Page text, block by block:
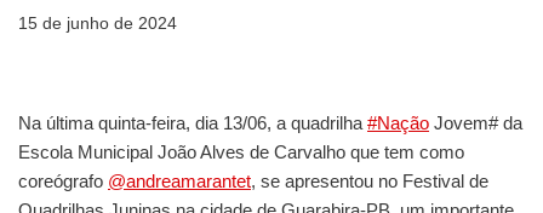
15 de junho de 2024
Na última quinta-feira, dia 13/06, a quadrilha #Nação Jovem# da
Escola Municipal João Alves de Carvalho que tem como
coreógrafo @andreamarantet, se apresentou no Festival de